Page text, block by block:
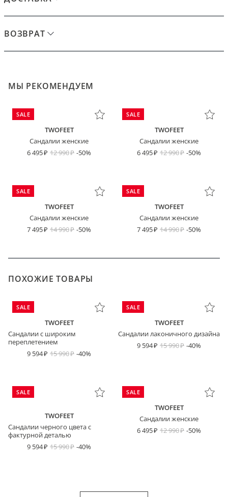
ВОЗВРАТ
МЫ РЕКОМЕНДУЕМ
SALE
TWOFEET
Сандалии женские
6 495
12 990 -50%
SALE
TWOFEET
Сандалии женские
6 495
12 990 -50%
SALE
TWOFEET
Сандалии женские
7 495
14 990 -50%
SALE
TWOFEET
Сандалии женские
7 495
14 990 -50%
ПОХОЖИЕ ТОВАРЫ
SALE
TWOFEET
Сандалии с широким
переплетением
9 594
15 990 -40%
SALE
TWOFEET
Сандалии лаконичного дизайна
9 594
15 990 -40%
SALE
TWOFEET
Сандалии черного цвета с
фактурной деталью
9 594
15 990 -40%
SALE
TWOFEET
Сандалии женские
6 495
12 990 -50%